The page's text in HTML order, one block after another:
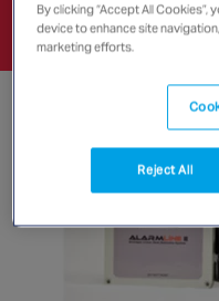
Tel. 0821 748295-0 |
By clicking “Accept All
device to enhance site
marketing efforts.
Reject All